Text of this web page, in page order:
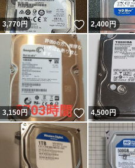
3,770円 いいね！
2,400円
3,150円 いいね！
4,500円